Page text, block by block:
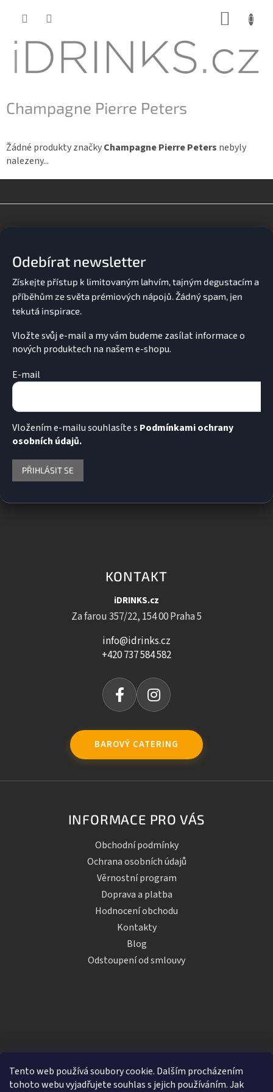
Tento web používá soubory cookie. Dalším procházením
tohoto webu vyjadřujete souhlas s jejich používáním. Jak
Champagne Pierre Peters
Žádné produkty značkyChampagne Pierre Peters nebyly
nalezeny...
Odebírat newsletter
Vložte svůj e-mail a my vám budeme zasílat informace o
nových produktech na našem e-shopu.
E-mail
Vložením e-mailu souhlasíte s Podmínkami ochrany
osobních údajů.
PŘIHLÁSIT SE
KONTAKT
iDRINKS.cz
Za farou 357/22, 154 00 Praha 5
info@idrinks.cz
+420 737 584 582
BAROVÝ CATERING
INFORMACE PRO VÁS
Obchodní podmínky
Ochrana osobních údajů
Věrnostní program
Doprava a platba
Hodnocení obchodu
Kontakty
Blog
Odstoupení od smlouvy